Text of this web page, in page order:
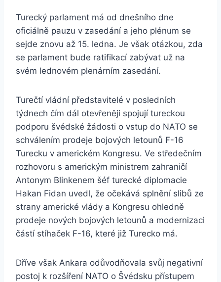
Turecký parlament má od dnešního dne
oficiálně pauzu v zasedání a jeho plénum se
sejde znovu až 15. ledna. Je však otázkou, zda
se parlament bude ratifikací zabývat už na
svém lednovém plenárním zasedání.
Turečtí vládní představitelé v posledních
týdnech čím dál otevřeněji spojují tureckou
podporu švédské žádosti o vstup do NATO se
schválením prodeje bojových letounů F-16
Turecku v americkém Kongresu. Ve středečním
rozhovoru s americkým ministrem zahraničí
Antonym Blinkenem šéf turecké diplomacie
Hakan Fidan uvedl, že očekává splnění slibů ze
strany americké vlády a Kongresu ohledně
prodeje nových bojových letounů a modernizaci
částí stíhaček F-16, které již Turecko má.
Dříve však Ankara odůvodňovala svůj negativní
postoj k rozšíření NATO o Švédsku přístupem